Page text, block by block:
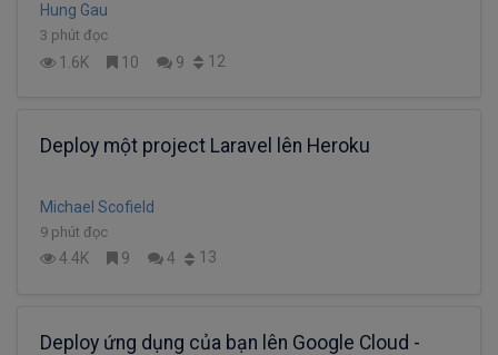
Hung Gau
3 phút đọc
1.6K 10 9 12
Deploy một project Laravel lên Heroku
Michael Scofield
9 phút đọc
4.4K 9 4 13
Deploy ứng dụng của bạn lên Google Cloud -